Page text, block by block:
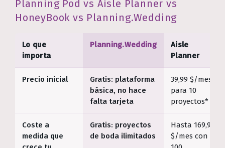
Planning Pod vs Aisle Planner vs
HoneyBook vs Planning.Wedding
Lo que
importa
Planning.Wedding
Aisle
Planner
Precio inicial
Gratis: plataforma
básica, no hace
falta tarjeta
39,99 $/mes
para 10
proyectos*
Coste a
medida que
Gratis: proyectos
de boda ilimitados
Hasta 169,99
$/mes con